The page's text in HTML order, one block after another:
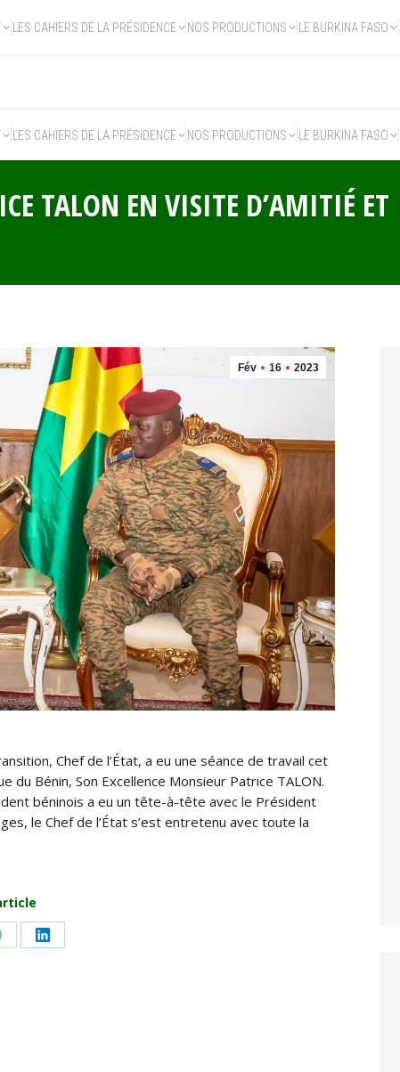
LES CAHIERS DE LA PRÉSIDENCE NOS PRODUCTIONS LE BURKINA FASO
TALON EN VISITE D’AMITIÉ ET
Fév 16 2023
Chef de l’État, a eu une séance de travail cet
Bénin, Son Excellence Monsieur Patrice TALON.
béninois a eu un tête-à-tête avec le Président
le Chef de l’État s’est entretenu avec toute la
Share
LES CAHIERS DE LA PRÉSIDENCE NOS PRODUCTIONS LE BURKINA FASO